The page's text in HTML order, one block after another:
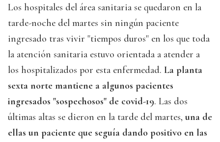
Los hospitales del área sanitaria se quedaron en la
tarde-noche del martes sin ningún paciente
ingresado tras vivir "tiempos duros" en los que toda
la atención sanitaria estuvo orientada a atender a
los hospitalizados por esta enfermedad. La planta
sexta norte mantiene a algunos pacientes
ingresados "sospechosos" de covid-19. Las dos
últimas altas se dieron en la tarde del martes, una de
ellas un paciente que seguía dando positivo en las